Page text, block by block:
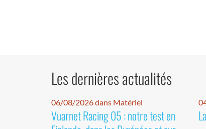
Les dernières actualités
06/08/2026 dans Matériel
Vuarnet Racing 05 : notre test en